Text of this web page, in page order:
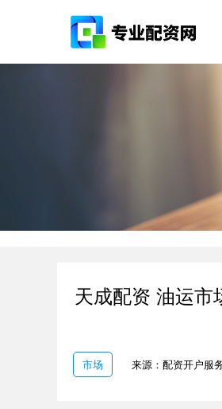
天成配资 油运市
市场 来源：配资开户服